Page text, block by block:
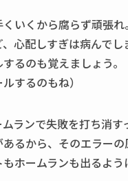
いくから腐らず頑張れ。
心配しすぎは病んでし
るのも覚えましょう。
するのもね）
ランで失敗を打ち消す
るから、そのエラーの
ホームランも出るよう